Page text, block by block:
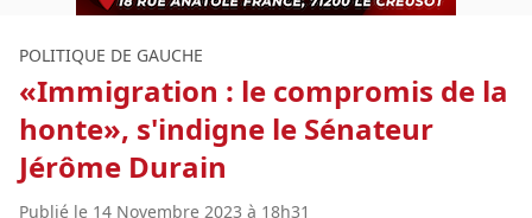
POLITIQUE DE GAUCHE
«Immigration : le compromis de la
honte», s'indigne le Sénateur
Jérôme Durain
Publié le 14 Novembre 2023 à 18h31